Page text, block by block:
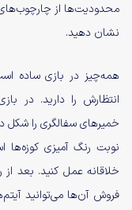
محدودیت‌ها از
نشان دهید.
همه‌چیز در بازی ساده
انتظارش را دارید. در
خمیر‌های سفالگری را شکل
نوبت رنگ آمیزی
خلاقانه عمل کنید. بعد
فروش آن‌ها می‌توانید